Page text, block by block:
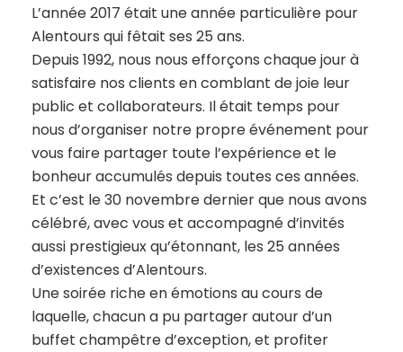
L’année 2017 était une année particulière pour
Alentours qui fêtait ses 25 ans.
Depuis 1992, nous nous efforçons chaque jour à
satisfaire nos clients en comblant de joie leur
public et collaborateurs. Il était temps pour
nous d’organiser notre propre événement pour
vous faire partager toute l’expérience et le
bonheur accumulés depuis toutes ces années.
Et c’est le 30 novembre dernier que nous avons
célébré, avec vous et accompagné d’invités
aussi prestigieux qu’étonnant, les 25 années
d’existences d’Alentours.
Une soirée riche en émotions au cours de
laquelle, chacun a pu partager autour d’un
buffet champêtre d’exception, et profiter